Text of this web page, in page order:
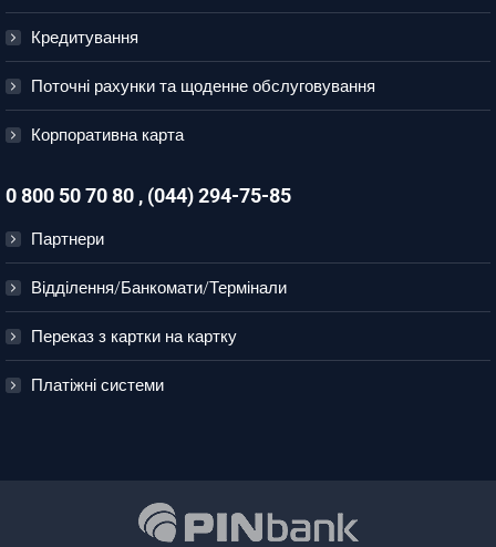
Кредитування
Поточні рахунки та щоденне обслуговування
Корпоративна карта
0 800 50 70 80 , (044) 294-75-85
Партнери
Відділення/Банкомати/Термінали
Переказ з картки на картку
Платіжні системи